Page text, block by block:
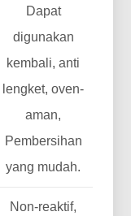
Dapat
digunakan
kembali, anti
lengket, oven-
aman,
Pembersihan
yang mudah.
Non-reaktif,